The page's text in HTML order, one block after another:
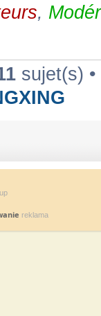
,
sujet(s) •
reklama